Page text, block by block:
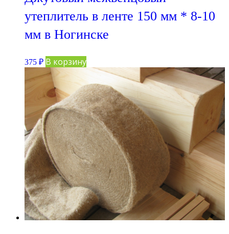
утеплитель в ленте 150 мм * 8-10
мм в Ногинске
375 ₽ В корзину